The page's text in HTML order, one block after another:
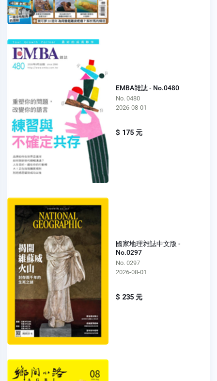
EMBA雜誌 - No.0480
No. 0480
2026-08-01
$ 175 元
國家地理雜誌中文版 -
No.0297
No. 0297
2026-08-01
$ 235 元